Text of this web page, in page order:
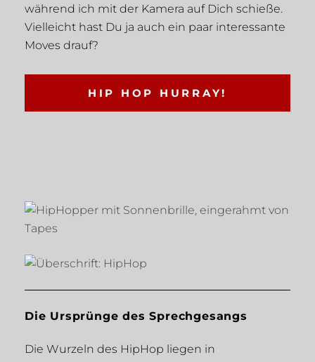
während ich mit der Kamera auf Dich schieße.
Vielleicht hast Du ja auch ein paar interessante
Moves drauf?
HIP HOP HURRAY!
Die Ursprünge des Sprechgesangs
Die Wurzeln des HipHop liegen in